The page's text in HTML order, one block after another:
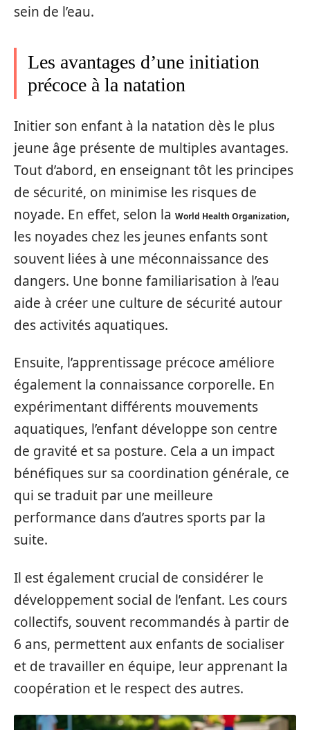
sein de l’eau.
Les avantages d’une initiation
précoce à la natation
Initier son enfant à la natation dès le plus
jeune âge présente de multiples avantages.
Tout d’abord, en enseignant tôt les principes
de sécurité, on minimise les risques de
noyade. En effet, selon la World Health Organization,
les noyades chez les jeunes enfants sont
souvent liées à une méconnaissance des
dangers. Une bonne familiarisation à l’eau
aide à créer une culture de sécurité autour
des activités aquatiques.
Ensuite, l’apprentissage précoce améliore
également la connaissance corporelle. En
expérimentant différents mouvements
aquatiques, l’enfant développe son centre
de gravité et sa posture. Cela a un impact
bénéfiques sur sa coordination générale, ce
qui se traduit par une meilleure
performance dans d’autres sports par la
suite.
Il est également crucial de considérer le
développement social de l’enfant. Les cours
collectifs, souvent recommandés à partir de
6 ans, permettent aux enfants de socialiser
et de travailler en équipe, leur apprenant la
coopération et le respect des autres.